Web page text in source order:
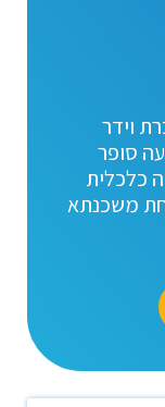
משכנתא